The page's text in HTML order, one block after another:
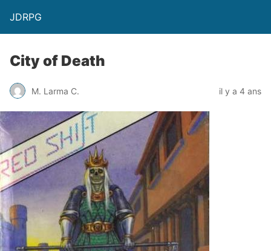
JDRPG
City of Death
M. Larma C. il y a 4 ans